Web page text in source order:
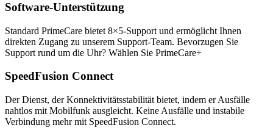
Software-Unterstützung
Standard PrimeCare bietet 8×5-Support und ermöglicht Ihnen
direkten Zugang zu unserem Support-Team. Bevorzugen Sie
Support rund um die Uhr? Wählen Sie PrimeCare+
SpeedFusion Connect
Der Dienst, der Konnektivitätsstabilität bietet, indem er Ausfälle
nahtlos mit Mobilfunk ausgleicht. Keine Ausfälle und instabile
Verbindung mehr mit SpeedFusion Connect.